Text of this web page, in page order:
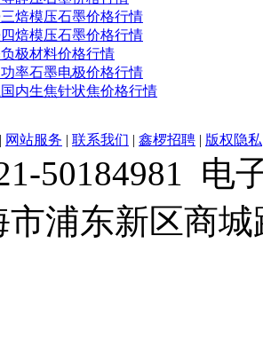
焙模压石墨价格行情
焙模压石墨价格行情
极材料价格行情
率石墨电极价格行情
内生焦针状焦价格行情
| 网站服务 | 联系我们 | 鑫椤招聘 | 版权隐私
50184981 电
浦东新区商